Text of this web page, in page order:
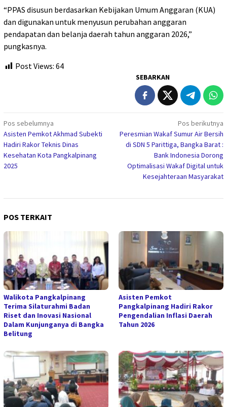
“PPAS disusun berdasarkan Kebijakan Umum Anggaran (KUA)
dan digunakan untuk menyusun perubahan anggaran
pendapatan dan belanja daerah tahun anggaran 2026,”
pungkasnya.
Post Views: 64
SEBARKAN
Navigasi
pos
Pos sebelumnya
Asisten Pemkot Akhmad Subekti
Hadiri Rakor Teknis Dinas
Kesehatan Kota Pangkalpinang
2025
Pos berikutnya
Peresmian Wakaf Sumur Air Bersih
di SDN 5 Parittiga, Bangka Barat :
Bank Indonesia Dorong
Optimalisasi Wakaf Digital untuk
Kesejahteraan Masyarakat
POS TERKAIT
Walikota Pangkalpinang
Terima Silaturahmi Badan
Riset dan Inovasi Nasional
Dalam Kunjunganya di Bangka
Belitung
Asisten Pemkot
Pangkalpinang Hadiri Rakor
Pengendalian Inflasi Daerah
Tahun 2026